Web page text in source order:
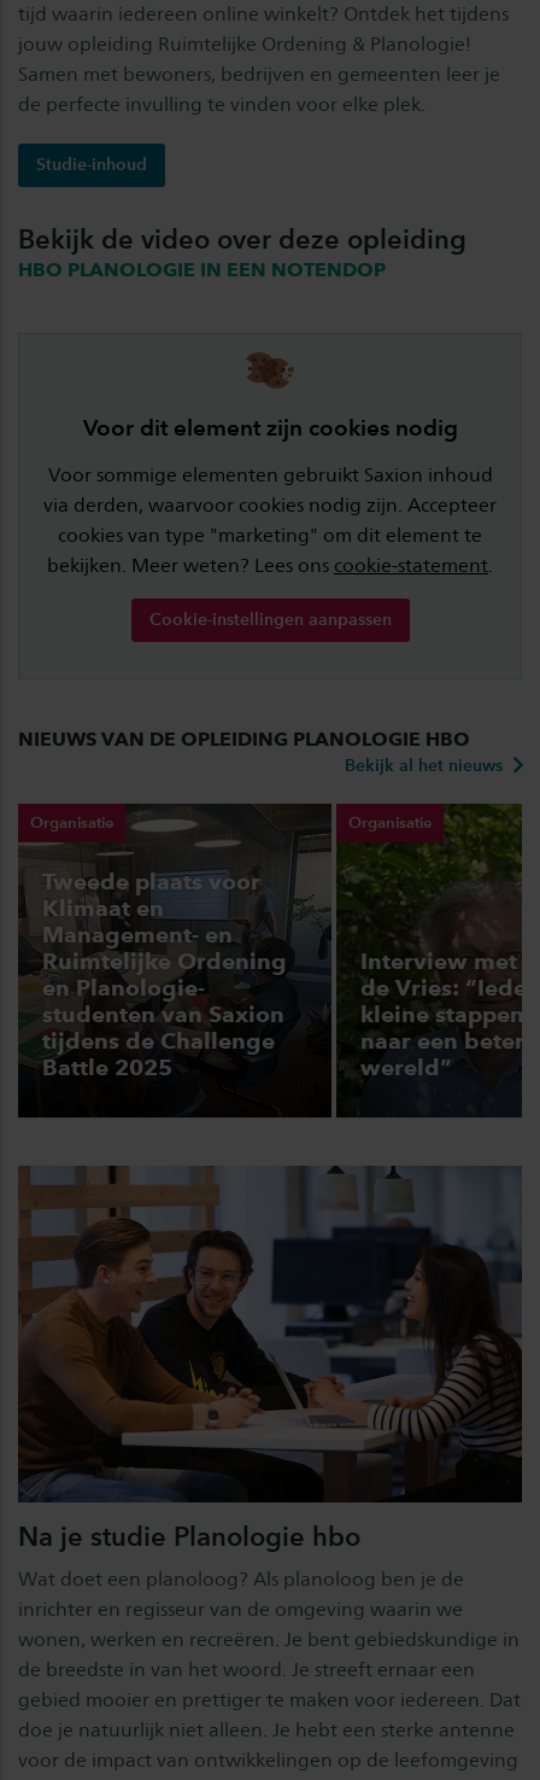
tijd waarin iedereen online winkelt? Ontdek het tijdens
jouw opleiding Ruimtelijke Ordening & Planologie!
Samen met bewoners, bedrijven en gemeenten leer je
de perfecte invulling te vinden voor elke plek.
Studie-inhoud
Bekijk de video over deze opleiding
HBO PLANOLOGIE IN EEN NOTENDOP
Voor dit element zijn cookies nodig
Voor sommige elementen gebruikt Saxion inhoud
via derden, waarvoor cookies nodig zijn. Accepteer
cookies van type "marketing" om dit element te
bekijken. Meer weten? Lees ons cookie-statement.
Cookie-instellingen aanpassen
NIEUWS VAN DE OPLEIDING PLANOLOGIE HBO
Bekijk al het nieuws
Organisatie
Tweede plaats voor
Klimaat en
Management- en
Ruimtelijke Ordening
en Planologie-
studenten van Saxion
tijdens de Challenge
Battle 2025
Organisatie
Interview met
de Vries:
kleine stappen
naar een betere
wereld”
Na je studie Planologie hbo
Wat doet een planoloog? Als planoloog ben je de
inrichter en regisseur van de omgeving waarin we
wonen, werken en recreëren. Je bent gebiedskundige in
de breedste in van het woord. Je streeft ernaar een
gebied mooier en prettiger te maken voor iedereen. Dat
doe je natuurlijk niet alleen. Je hebt een sterke antenne
voor de impact van ontwikkelingen op de leefomgeving